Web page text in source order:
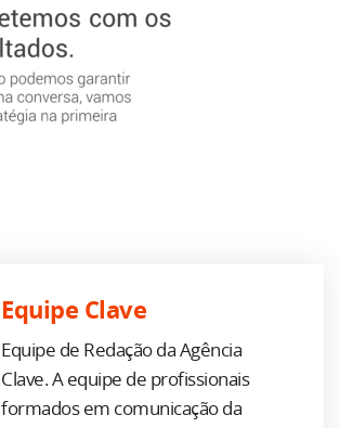
Equipe Clave
Equipe de Redação da Agência
Clave. A equipe de profissionais
formados em comunicação da